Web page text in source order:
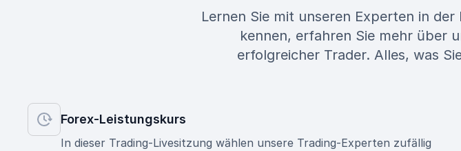
Lernen Sie mit unseren Experten in
kennen, erfahren Sie mehr über
erfolgreicher Trader. Alles, was
Forex-Leistungskurs
In dieser Trading-Livesitzung wählen unsere Trading-Experten zufällig